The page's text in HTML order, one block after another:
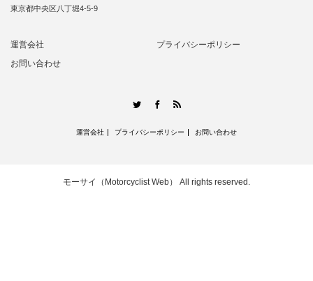
東京都中央区八丁堀4-5-9
運営会社
プライバシーポリシー
お問い合わせ
TwitterFacebook
運営会社 プライバシーポリシー お問い合わせ
モーサイ（Motorcyclist Web） All rights reserved.